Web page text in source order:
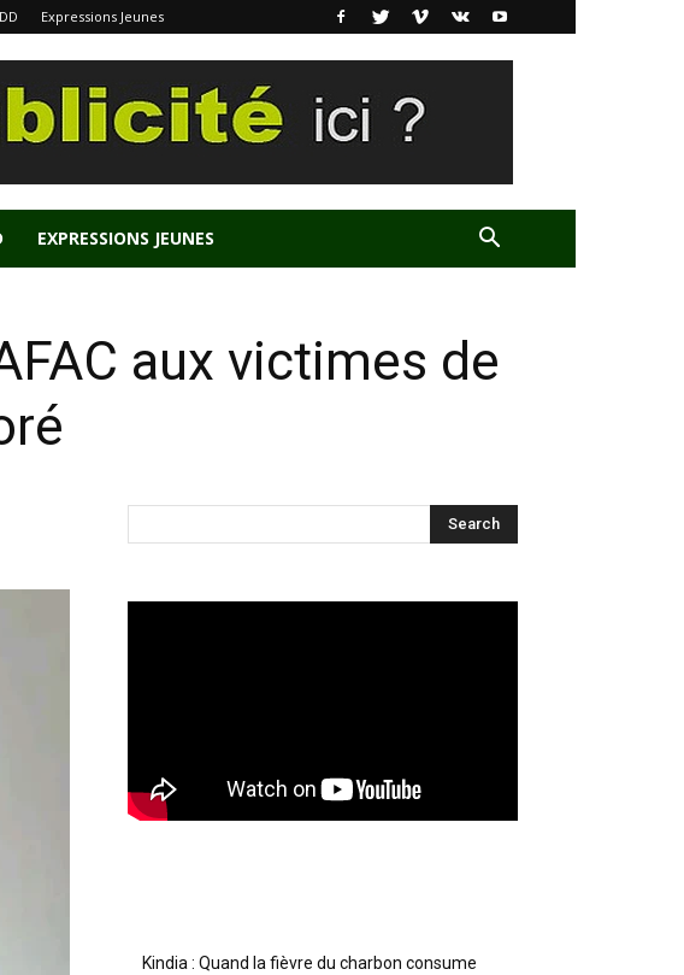
Expressions Jeunes
EXPRESSIONS JEUNES
aux victimes de
Kindia : Quand la fièvre du charbon consume